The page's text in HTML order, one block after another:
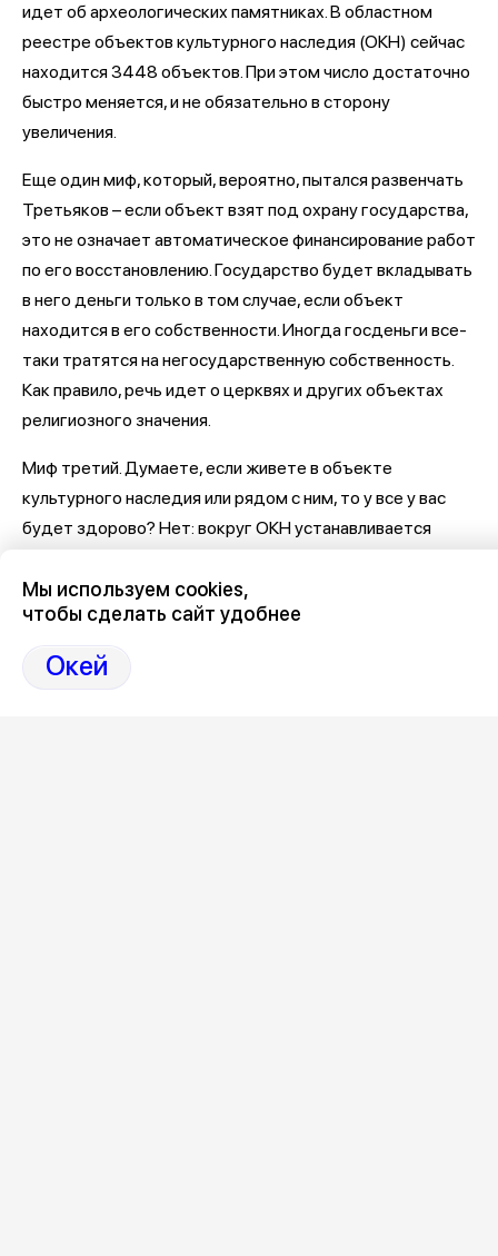
идет об археологических памятниках. В областном
реестре объектов культурного наследия (ОКН) сейчас
находится 3448 объектов. При этом число достаточно
быстро меняется, и не обязательно в сторону
увеличения.
Еще один миф, который, вероятно, пытался развенчать
Третьяков – если объект взят под охрану государства,
это не означает автоматическое финансирование работ
по его восстановлению. Государство будет вкладывать
в него деньги только в том случае, если объект
находится в его собственности. Иногда госденьги все-
таки тратятся на негосударственную собственность.
Как правило, речь идет о церквях и других объектах
религиозного значения.
Миф третий. Думаете, если живете в объекте
культурного наследия или рядом с ним, то у все у вас
будет здорово? Нет: вокруг ОКН устанавливается
хозяйственная деятельность. Про стройки и ремонты
можете забыть. Но иногда, как отмечает глава
областного управления по охране ОКН Сергей
Третьяков, об уменьшении охранной зоны можно
Мы используем cookies,
чтобы сделать сайт удобнее
Окей